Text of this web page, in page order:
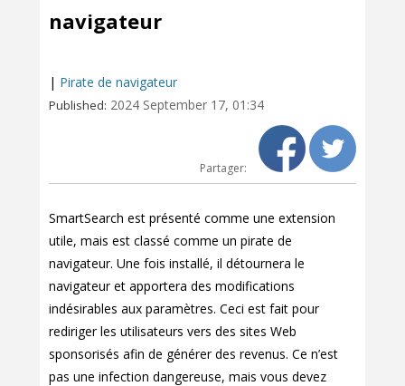
navigateur
| Pirate de navigateur
Published: 2024 September 17, 01:34
Partager:
SmartSearch est présenté comme une extension
utile, mais est classé comme un pirate de
navigateur. Une fois installé, il détournera le
navigateur et apportera des modifications
indésirables aux paramètres. Ceci est fait pour
rediriger les utilisateurs vers des sites Web
sponsorisés afin de générer des revenus. Ce n’est
pas une infection dangereuse, mais vous devez